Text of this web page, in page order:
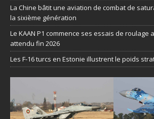
La Chine bâtit une aviation de combat de
la sixième génération
Le KAAN P1 commence ses essais de roulage
attendu fin 2026
Les F-16 turcs en Estonie illustrent le poids